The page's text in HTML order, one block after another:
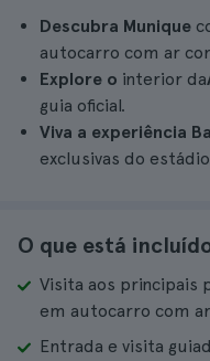
Descubra Munique
autocarro com ar
Explore o interior da
guia oficial.
Viva a experiência
exclusivas do
O que está
Visita aos
em autocarro com
Entrada e visita